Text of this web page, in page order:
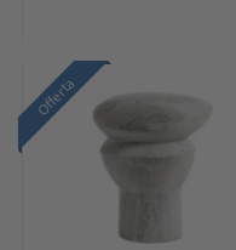
Offerta